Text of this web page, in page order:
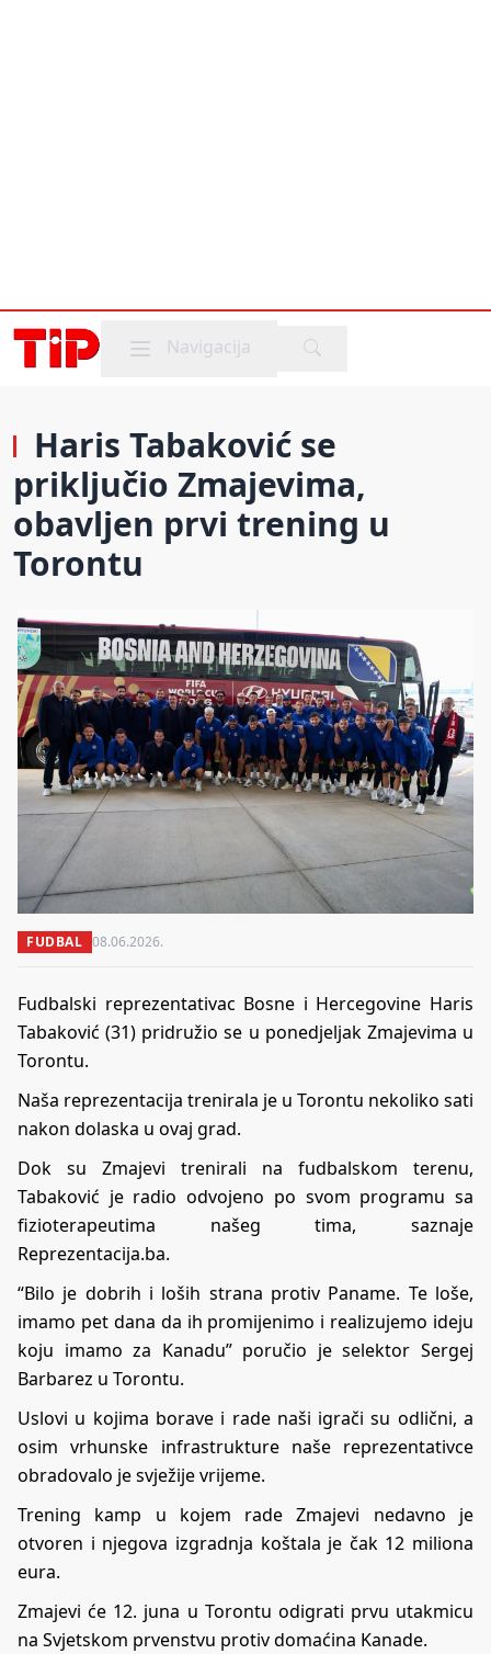
Mobile menu
Navigacija
Haris Tabaković se
priključio Zmajevima,
obavljen prvi trening u
Torontu
FUDBAL 08.06.2026.
Fudbalski reprezentativac Bosne i Hercegovine Haris
Tabaković (31) pridružio se u ponedjeljak Zmajevima u
Torontu.
Naša reprezentacija trenirala je u Torontu nekoliko sati
nakon dolaska u ovaj grad.
Dok su Zmajevi trenirali na fudbalskom terenu,
Tabaković je radio odvojeno po svom programu sa
fizioterapeutima našeg tima, saznaje
Reprezentacija.ba.
“Bilo je dobrih i loših strana protiv Paname. Te loše,
imamo pet dana da ih promijenimo i realizujemo ideju
koju imamo za Kanadu” poručio je selektor Sergej
Barbarez u Torontu.
Uslovi u kojima borave i rade naši igrači su odlični, a
osim vrhunske infrastrukture naše reprezentativce
obradovalo je svježije vrijeme.
Trening kamp u kojem rade Zmajevi nedavno je
otvoren i njegova izgradnja koštala je čak 12 miliona
eura.
Zmajevi će 12. juna u Torontu odigrati prvu utakmicu
na Svjetskom prvenstvu protiv domaćina Kanade.